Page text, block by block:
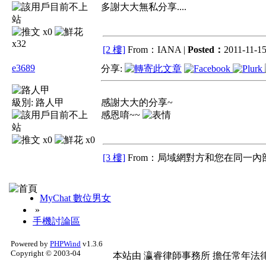
x0
x32
多謝大大無私分享....
[2 樓] From：IANA | Posted： 2011-11-
e3689
級別: 路人甲
x0 x0
分享:
感謝大大的分享~
感恩唷~~
[3 樓] From：局域網對方和您在同一內
MyChat 數位男女
»
手機討論區
Powered by PHPWind v1.3.6
Copyright © 2003-04
本站由 瀛睿律師事務所 擔任常年法